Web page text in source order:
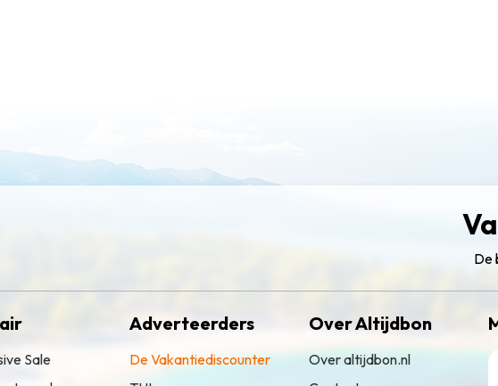
De
Sale
Adverteerders
De Vakantiediscounter
Over Altijdbon
Over altijdbon.nl